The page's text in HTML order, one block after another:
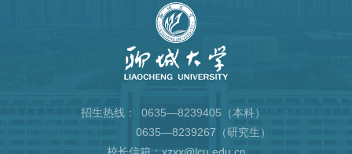
招生热线：
0635—8239405（本科）
0635—8239267（研究生）
校长信箱：xzxx@lcu.edu.cn